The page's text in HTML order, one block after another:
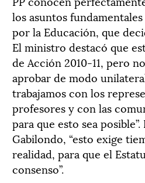
los asuntos
por la Educación, que
El ministro destacó que
de Acción 2010-11, pero
aprobar de modo
trabajamos con los
profesores y con las
para que esto sea
Gabilondo, “esto exige
realidad, para que el
consenso”.